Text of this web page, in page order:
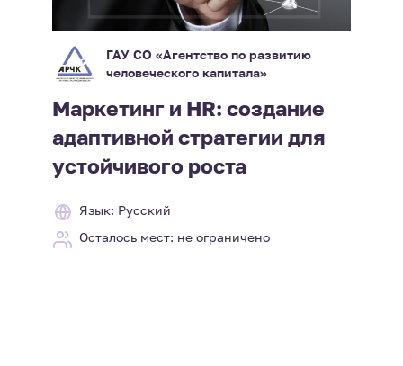
ГАУ СО «Агентство по развитию
человеческого капитала»
Маркетинг и HR: создание
адаптивной стратегии для
устойчивого роста
Язык: Русский
Осталось мест: не ограничено